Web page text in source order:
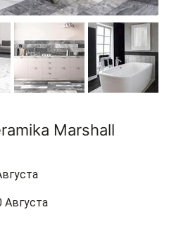
Marshall